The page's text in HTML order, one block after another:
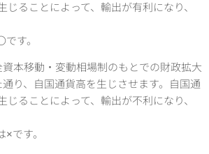
じることによって、輸出が有利になり、
す。
本移動・変動相場制のもとでの財政拡大
り、自国通貨高を生じさせます。自国通
じることによって、輸出が不利になり、
です。